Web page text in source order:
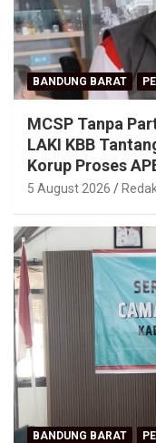
BANDUNG BARAT
MCSP Tanpa
LAKI KBB
Korup Proses
5 August 2026
BANDUNG BARAT